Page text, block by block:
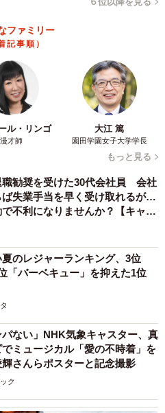
ファミリー
記事順）
ル・リンゴ
漫才師
大江 篤
園田学園女子大学学長
もっと見る
職勧奨を受けた30代会社員 会社
失業手当を早く受け取れるが…
不利になりませんか？【キャリ
が解説】
のレジャーランキング、3位
「バーベキュー」を抑えた1位
パない」NHK気象キャスター、真
ミュージカル「愛の不時着」を
さんらポスターと記念撮影
ク